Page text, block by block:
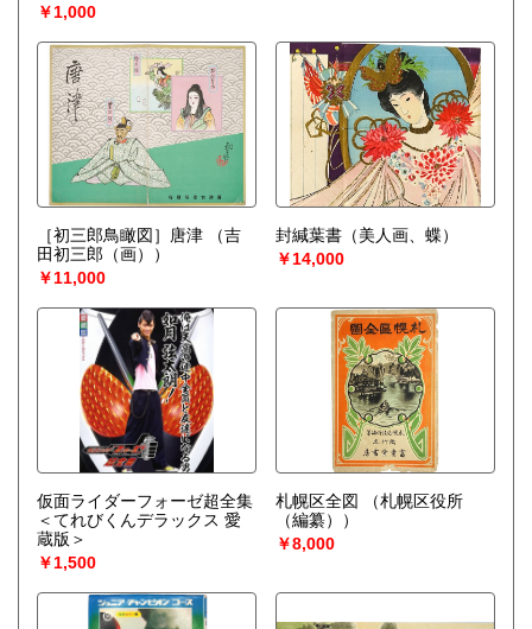
￥1,000
［初三郎鳥瞰図］唐津
（吉
田初三郎（画））
￥11,000
封緘葉書（美人画、蝶）
￥14,000
仮面ライダーフォーゼ超全集
＜てれびくんデラックス 愛
蔵版＞
￥1,500
札幌区全図
（札幌区役所
（編纂））
￥8,000